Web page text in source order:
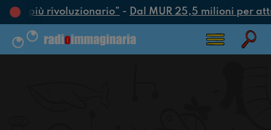
più rivoluzionario”- Dal MUR 25,5 milioni per